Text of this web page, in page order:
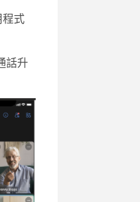
程式
話升